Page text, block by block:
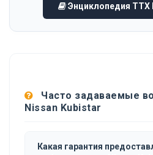
Энциклопедия ТТХ
Часто задаваемые
Nissan Kubistar
Какая гарантия